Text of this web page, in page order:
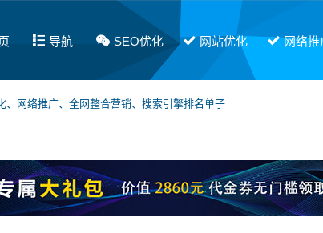
导航 SEO优化 网站优化 网络推
、网络推广、全网整合营销、搜索引擎排名单子